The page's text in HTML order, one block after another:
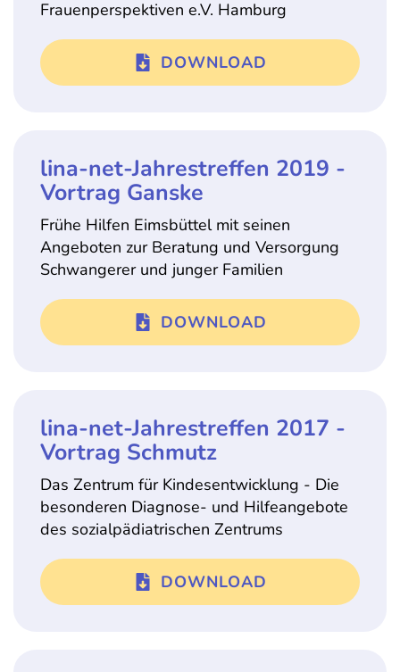
Frauenperspektiven e.V. Hamburg
DOWNLOAD
lina-net-Jahrestreffen 2019 -
Vortrag Ganske
Frühe Hilfen Eimsbüttel mit seinen
Angeboten zur Beratung und Versorgung
Schwangerer und junger Familien
DOWNLOAD
lina-net-Jahrestreffen 2017 -
Vortrag Schmutz
Das Zentrum für Kindesentwicklung - Die
besonderen Diagnose- und Hilfeangebote
des sozialpädiatrischen Zentrums
DOWNLOAD